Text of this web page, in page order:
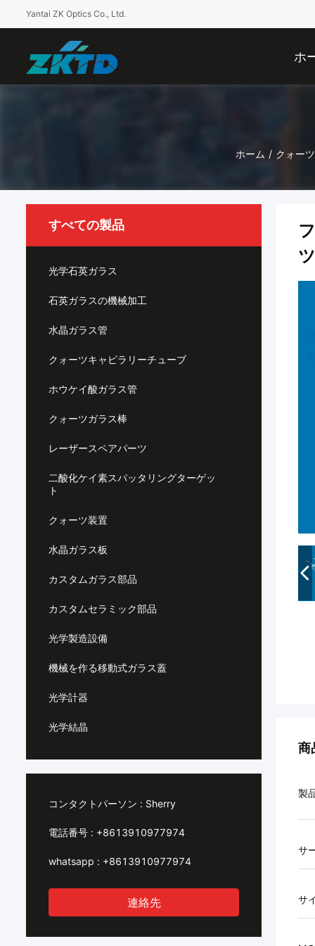
Yantai ZK Optics Co., Ltd.
ホ
ホーム / クォー
すべての製品
光学石英ガラス
石英ガラスの機械加工
水晶ガラス管
クォーツキャピラリーチューブ
ホウケイ酸ガラス管
クォーツガラス棒
レーザースペアパーツ
二酸化ケイ素スパッタリングターゲッ
ト
クォーツ装置
水晶ガラス板
カスタムガラス部品
カスタムセラミック部品
光学製造設備
機械を作る移動式ガラス蓋
光学計器
光学結晶
コンタクトパーソン : Sherry
電話番号 : +8613910977974
whatsapp : +8613910977974
連絡先
商
製
サ
サ